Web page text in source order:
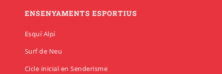
ENSENYAMENTS ESPORTIUS
Esquí Alpí
Surf de Neu
Cicle inicial en Senderisme